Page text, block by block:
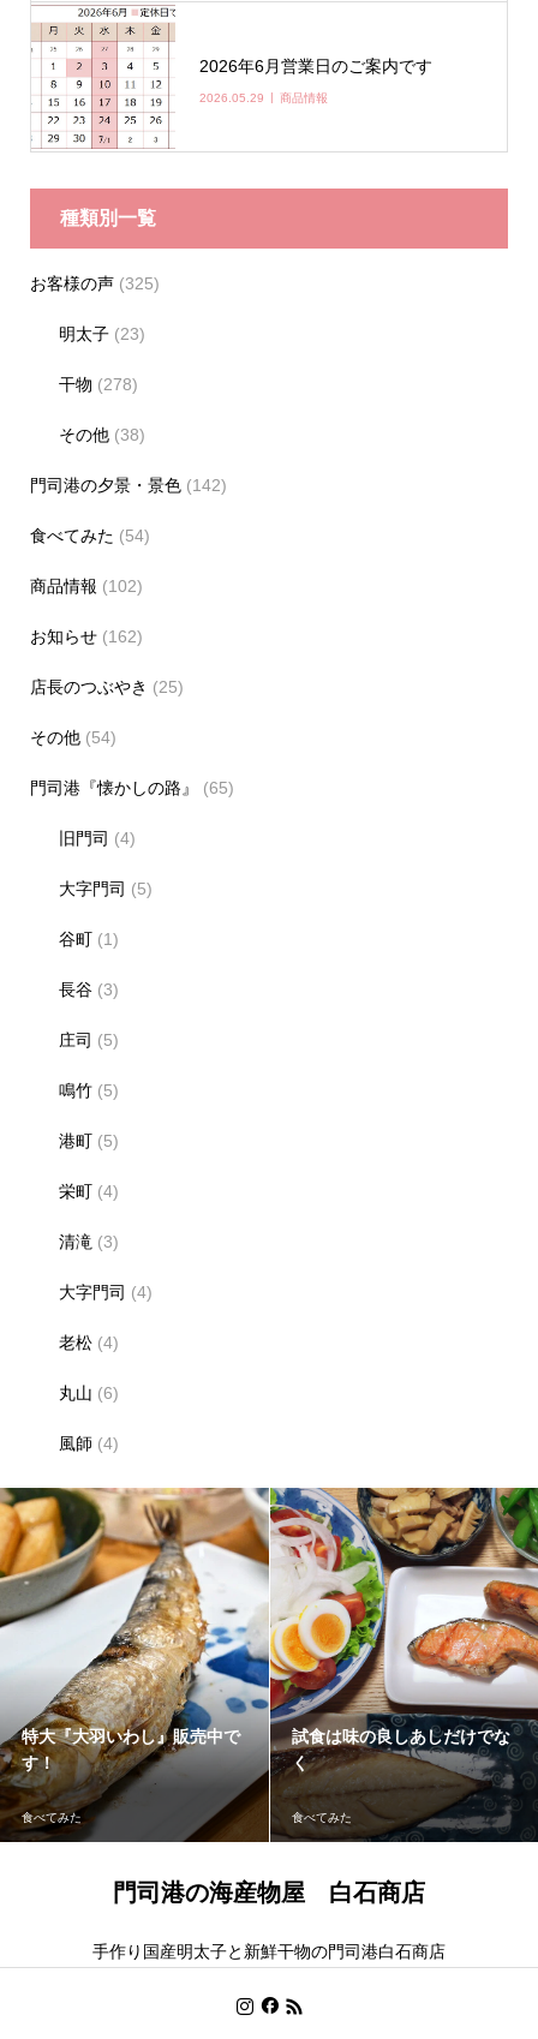
2026年6月営業日のご案内です
2026.05.29 商品情報
種類別一覧
お客様の声(325)
明太子 (23)
干物 (278)
その他 (38)
門司港の夕景・景色(142)
食べてみた (54)
商品情報 (102)
お知らせ(162)
店長のつぶやき (25)
その他(54)
門司港『懐かしの路』 (65)
旧門司 (4)
大字門司 (5)
谷町 (1)
長谷 (3)
庄司 (5)
鳴竹 (5)
港町 (5)
栄町 (4)
清滝 (3)
大字門司 (4)
老松 (4)
丸山 (6)
風師 (4)
特大『大羽いわし』販売中で
す！
食べてみた
試食は味の良しあしだけでな
く
食べてみた
門司港の海産物屋 白石商店
手作り国産明太子と新鮮干物の門司港白石商店